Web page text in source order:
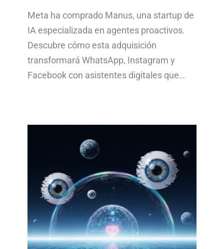
Meta ha comprado Manus, una startup de
IA especializada en agentes proactivos.
Descubre cómo esta adquisición
transformará WhatsApp, Instagram y
Facebook con asistentes digitales que…